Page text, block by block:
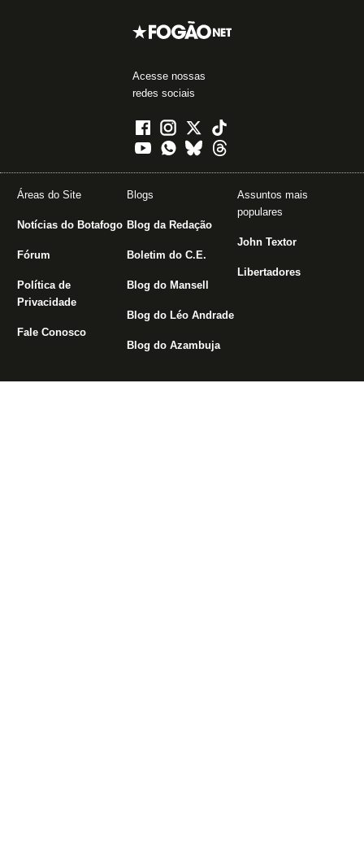
Acesse nossas
redes sociais
Áreas do Site
Notícias do Botafogo
Fórum
Política de
Privacidade
Fale Conosco
Blogs
Blog da Redação
Boletim do C.E.
Blog do Mansell
Blog do Léo Andrade
Blog do Azambuja
Assuntos mais
populares
John Textor
Libertadores